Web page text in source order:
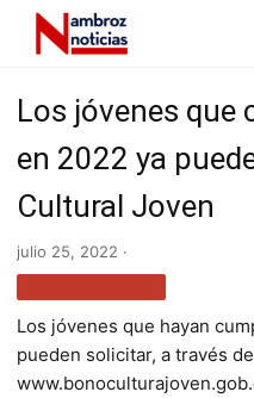
Los jóvenes que
en 2022 ya
Cultural Joven
julio 25, 2022 ·
Los jóvenes que hayan
pueden solicitar, a través